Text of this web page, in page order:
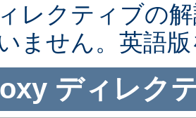
レクティブの
ません。英語
ディレク